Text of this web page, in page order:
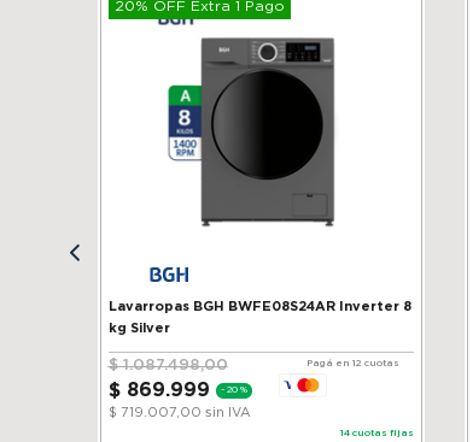
20% OFF Extra 1 Pago
Lavarropas BGH BWFE08S24AR Inverter 8
kg Silver
$ 1.087.498,00
$ 869.999 - 20 %
$ 719.007,00 sin IVA
Pagá en 12 cuotas
14 cuotas fijas